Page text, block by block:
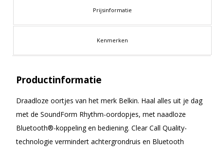
Prijsinformatie
Kenmerken
Productinformatie
Draadloze oortjes van het merk Belkin. Haal alles uit je dag
met de SoundForm Rhythm-oordopjes, met naadloze
Bluetooth®-koppeling en bediening. Clear Call Quality-
technologie vermindert achtergrondruis en Bluetooth